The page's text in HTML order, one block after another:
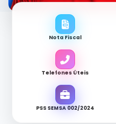
Nota Fiscal
Telefones Úteis
PSS SEMSA 002/2024